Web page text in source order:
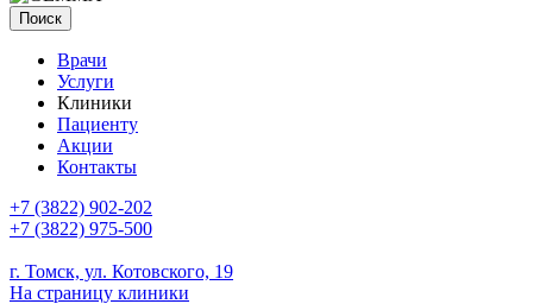
Поиск
Врачи
Услуги
Клиники
Пациенту
Акции
Контакты
+7 (3822) 902-202
+7 (3822) 975-500
г. Томск, ул. Котовского, 19
На страницу клиники